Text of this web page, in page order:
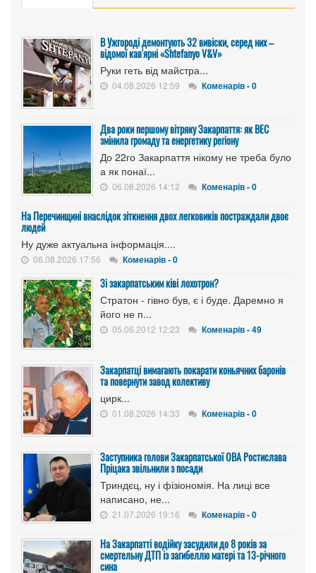
В Ужгороді демонтують 32 вивіски, серед них –
відомої кав'ярні «Shtefanyo V&V»
Руки геть від майстра...
04.08.2026 12:59 Коменарів - 0
Два роки першому вітряку Закарпаття: як ВЕС
змінила громаду та енергетику регіону
До 22го Закарпаття нікому не треба було
а як понаї...
06.08.2026 14:12 Коменарів - 0
На Перечинщині внаслідок зіткнення двох легковиків постраждали двоє
людей
Ну дуже актуальна інформація....
06.08.2026 17:56 Коменарів - 0
Зі закарпатським ківі лохотрон?
Стратон - гівно був, є і буде. Даремно я
його не п...
05.06.2012 12:23 Коменарів - 49
Закарпатці вимагають покарати коньячних баронів
та повернути завод колективу
цирк...
01.08.2026 14:33 Коменарів - 0
Заступника голови Закарпатської ОВА Ростислава
Пріцака звільнили з посади
Триндєц, ну і фізіономія. На лиці все
написано, не...
21.07.2026 19:16 Коменарів - 0
На Закарпатті водійку засудили до 8 років за
смертельну ДТП із загибеллю матері та 13-річного
сина